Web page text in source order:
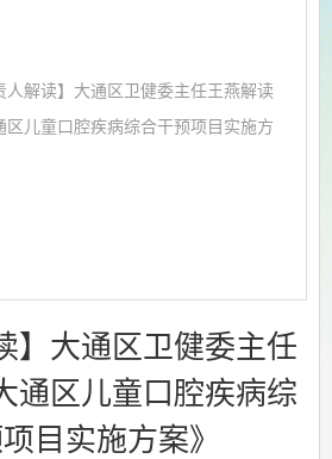
人解读】大通区卫健委主任王燕解读
区儿童口腔疾病综合干预项目实施方
】大通区卫健委主任
通区儿童口腔疾病综
目实施方案》